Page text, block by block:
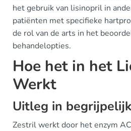
het gebruik van lisinopril in
patiënten met specifieke
de rol van de arts in het
behandelopties.
Hoe het in het
Werkt
Uitleg in
Zestril werkt door het enzym